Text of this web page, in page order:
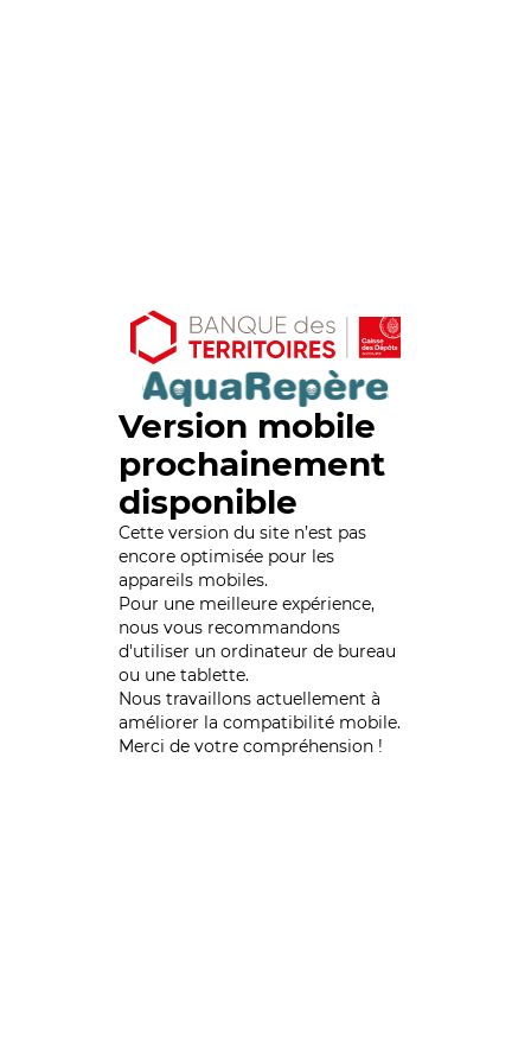
Version mobile
prochainement
disponible
Cette version du site n’est pas
encore optimisée pour les
appareils mobiles.
Pour une meilleure expérience,
nous vous recommandons
d'utiliser un ordinateur de bureau
ou une tablette.
Nous travaillons actuellement à
améliorer la compatibilité mobile.
Merci de votre compréhension !